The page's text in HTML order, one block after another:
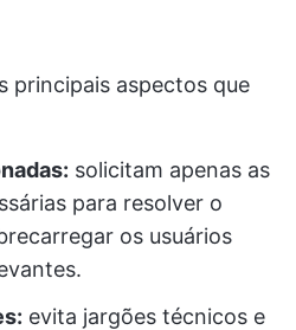
principais aspectos que
solicitam apenas as
para resolver o
os usuários
evita jargões técnicos e